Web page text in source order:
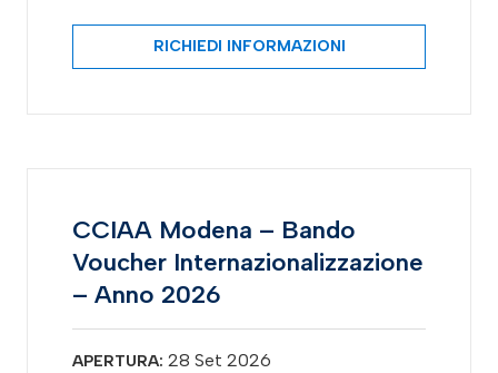
RICHIEDI INFORMAZIONI
CCIAA Modena – Bando
Voucher Internazionalizzazione
– Anno 2026
APERTURA: 28 Set 2026